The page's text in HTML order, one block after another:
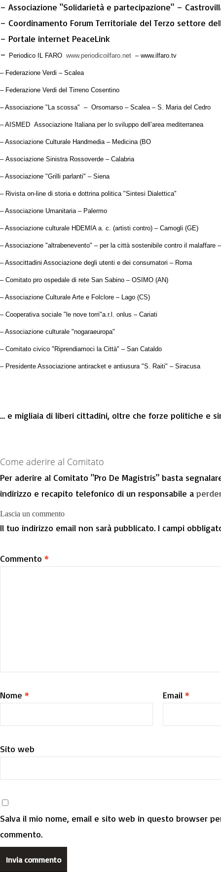
– Associazione "Solidarietà e partecipazione" –
– Coordinamento Forum Territoriale del Terzo settore
– Portale internet PeaceLink
–
Periodico IL FARO www.periodicoilfaro.net – www.ilfaro.tv
– Federazione Verdi – Scalea
– Federazione Verdi del Tirreno Cosentino
–Associazione "La scossa" – Orsomarso – Scalea – S. Maria del Cedro
– AISMED Associazione Italiana per lo sviluppo dell’area mediterranea
– Associazione Culturale Handmedia – Medicina (BO
– Associazione Sinistra Rossoverde – Calabria
– Associazione "Grilli parlanti" – Siena
– Rivista on-line di storia e dottrina politica "Sintesi Dialettica"
– Associazione Umanitaria – Palermo
–Associazione culturale HDEMIA a. c. (artisti contro) – Camogli (GE)
– Associazione "altrabenevento" – per la città sostenibile contro il malaffare
– Associttadini Associazione degli utenti e dei consumatori – Roma
– Comitato pro ospedale di rete San Sabino – OSIMO (AN)
– Associazione Culturale Arte e Folclore – Lago (CS)
– Cooperativa sociale "le nove torri"a.r.l. onlus – Cariati
– Associazione culturale "nogaraeuropa"
– Comitato civico "Riprendiamoci la Città" – San Cataldo
– Presidente Associazione antiracket e antiusura "S. Raiti" – Siracusa
… e migliaia di liberi cittadini, oltre che forze politiche e
Come aderire al Comitato
Per aderire al Comitato "Pro De Magistris" basta
indirizzo e recapito telefonico di un responsabile a
Lascia un commento
Il tuo indirizzo email non sarà pubblicato. I campi
Commento *
Nome * Email *
Sito web
Salva il mio nome, email e sito web in questo browser
commento.